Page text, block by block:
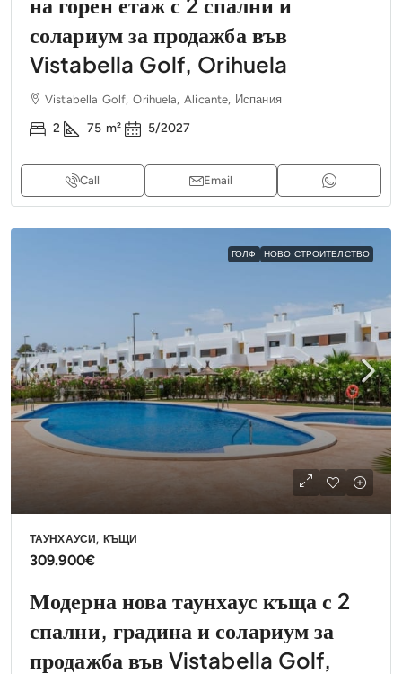
солариум за продажба във
Vistabella Golf, Orihuela
Vistabella Golf, Orihuela, Alicante, Испания
2 75 m² 5/2027
Call Email
ГОЛФ НОВО СТРОИТЕЛСТВО
ТАУНХАУСИ, КЪЩИ
309.900€
Модерна нова таунхаус къща с 2
спални, градина и солариум за
продажба във Vistabella Golf,